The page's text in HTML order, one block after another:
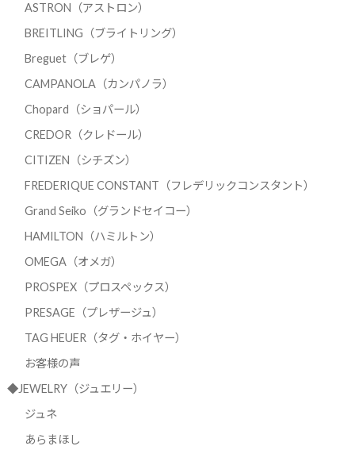
ASTRON（アストロン）
BREITLING（ブライトリング）
Breguet（ブレゲ）
CAMPANOLA（カンパノラ）
Chopard（ショパール）
CREDOR（クレドール）
CITIZEN（シチズン）
FREDERIQUE CONSTANT（フレデリックコンスタント）
Grand Seiko（グランドセイコー）
HAMILTON（ハミルトン）
OMEGA（オメガ）
PROSPEX（プロスペックス）
PRESAGE（プレザージュ）
TAG HEUER（タグ・ホイヤー）
お客様の声
◆JEWELRY（ジュエリー）
ジュネ
あらまほし